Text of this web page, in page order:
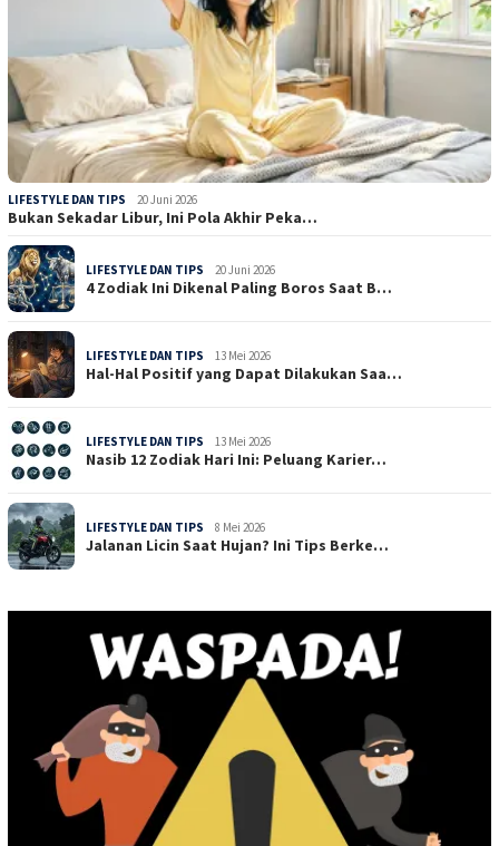
LIFESTYLE DAN TIPS 20 Juni 2026
Bukan Sekadar Libur, Ini Pola Akhir Peka…
LIFESTYLE DAN TIPS 20 Juni 2026
4 Zodiak Ini Dikenal Paling Boros Saat B…
LIFESTYLE DAN TIPS 13 Mei 2026
Hal-Hal Positif yang Dapat Dilakukan Saa…
LIFESTYLE DAN TIPS 13 Mei 2026
Nasib 12 Zodiak Hari Ini: Peluang Karier…
LIFESTYLE DAN TIPS 8 Mei 2026
Jalanan Licin Saat Hujan? Ini Tips Berke…